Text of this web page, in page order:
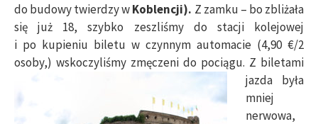
do budowy twierdzy wKoblencji). Z zamku – bo zbliżała
się już 18, szybko zeszliśmy do stacji kolejowej
i po kupieniu biletu w czynnym automacie (4,90 €/2
osoby,) wskoczyliśmy zmęczeni do pociągu. Z biletami
jazdabyła
mniej
nerwowa,